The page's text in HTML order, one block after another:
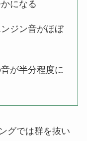
になる
ジン音がほぼ
が半分程度に
グでは群を抜い